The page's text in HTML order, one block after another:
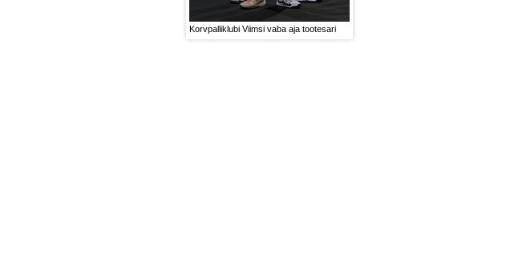
Korvpalliklubi Viimsi vaba aja tootesari